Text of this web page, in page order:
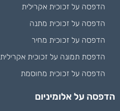
הדפסה על זכוכית אקרילית
הדפסה על זכוכית מתנה
הדפסה על זכוכית מחיר
הדפסת תמונה על זכוכית אקרילית
הדפסה על זכוכית מחוסמת
הדפסה על אלומיניום